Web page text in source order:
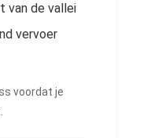
van de vallei
vervoer
voordat je